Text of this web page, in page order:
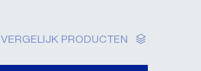
VERGELIJK PRODUCTEN